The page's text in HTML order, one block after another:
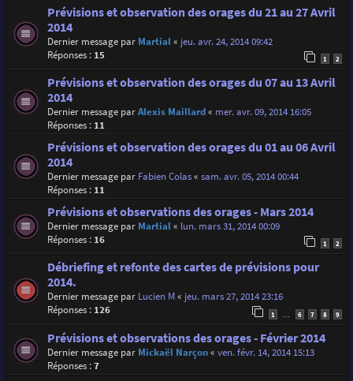
Prévisions et observation des orages du 21 au 27 Avril
2014
Dernier message par Martial« jeu. avr. 24, 2014 09:42
Réponses : 15 1 2
Prévisions et observation des orages du 07 au 13 Avril
2014
Dernier message parAlexis Maillard« mer. avr. 09, 2014 16:05
Réponses : 11
Prévisions et observation des orages du 01 au 06 Avril
2014
Dernier message par Fabien Colas« sam. avr. 05, 2014 00:44
Réponses : 11
Prévisions et observations des orages - Mars 2014
Dernier message par Martial« lun. mars 31, 2014 00:09
Réponses : 16 1 2
Débriefing et refonte des cartes de prévisions pour
2014.
Dernier message par Lucien M« jeu. mars 27, 2014 23:16
Réponses : 126 1 6 7 8 9
Prévisions et observations des orages - Février 2014
Dernier message par Mickaël Narçon« ven. févr. 14, 2014 15:13
Réponses :7